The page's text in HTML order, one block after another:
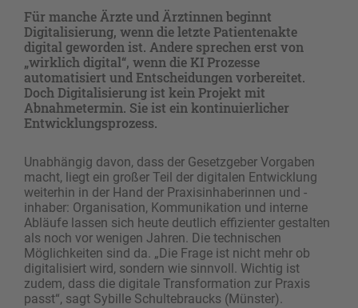
Für manche Ärzte und Ärztinnen beginnt
Digitalisierung, wenn die letzte Patientenakte
digital geworden ist. Andere sprechen erst von
„wirklich digital“, wenn die KI Prozesse
automatisiert und Entscheidungen vorbereitet.
Doch Digitalisierung ist kein Projekt mit
Abnahmetermin. Sie ist ein kontinuierlicher
Entwicklungsprozess.
Unabhängig davon, dass der Gesetzgeber Vorgaben
macht, liegt ein großer Teil der digitalen Entwicklung
weiterhin in der Hand der Praxisinhaberinnen und -
inhaber: Organisation, Kommunikation und interne
Abläufe lassen sich heute deutlich effizienter gestalten
als noch vor wenigen Jahren. Die technischen
Möglichkeiten sind da. „Die Frage ist nicht mehr ob
digitalisiert wird, sondern wie sinnvoll. Wichtig ist
zudem, dass die digitale Transformation zur Praxis
passt“, sagt Sybille Schultebraucks (Münster).